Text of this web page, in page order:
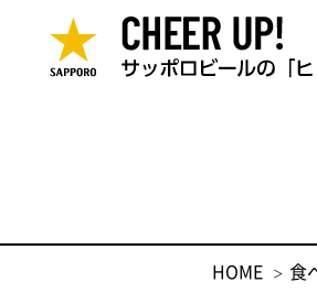
HOME 食